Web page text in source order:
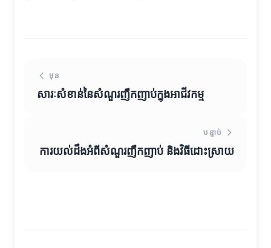
មុន
សារៈសំខាន់នៃសំណួរញឹកញាប់ក្នុងអាជីវកម្ម
បន្ទាប់
ការយល់ដឹងអំពីសំណួរញឹកញាប់ និងវិធីដោះស្រាយ